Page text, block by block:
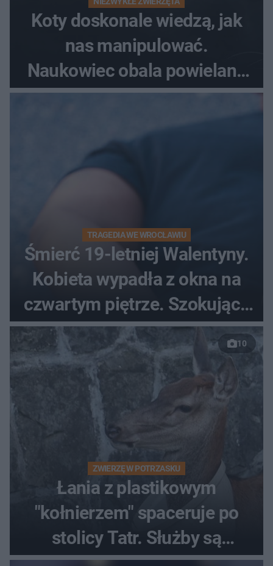
Koty doskonale wiedzą, jak
nas manipulować.
Naukowiec obala powielane
od lat mity na ich temat
TRAGEDIA WE WROCŁAWIU
Śmierć 19-letniej Walentyny.
Kobieta wypadła z okna na
czwartym piętrze. Szokujące
nagranie trafiło do sieci
10
ZWIERZĘ W POTRZASKU
Łania z plastikowym
"kołnierzem" spaceruje po
stolicy Tatr. Służby są